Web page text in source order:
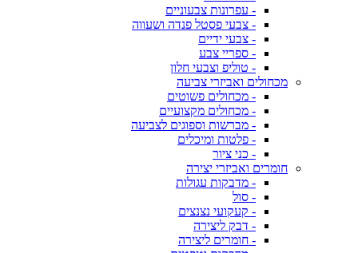
- עפרונות צבעוניים
- צבעי פסטל פנדה ושעווה
- צבעי ידיים
- ספריי צבע
- טוליפ וצבעי חלון
מכחולים ואביזרי צביעה
- מכחולים פשוטים
- מכחולים מקצועיים
- מברשות וספוגים לצביעה
- פלטות ומיכלים
- כני ציור
חומרים ואביזרי יצירה
- מדבקות עגולות
- סול
- קעקועי נצנצים
- דבק ליצירה
- חומרים ליצירה